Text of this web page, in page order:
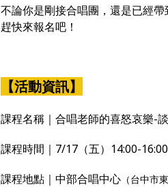
不論你是剛接合唱團，還是已經
趕快來報名吧！
【活動資訊】
課程名稱｜合唱老師的喜怒哀樂-
課程時間｜7/17（五）14:00-16:00
課程地點｜中部合唱中心 （台中市